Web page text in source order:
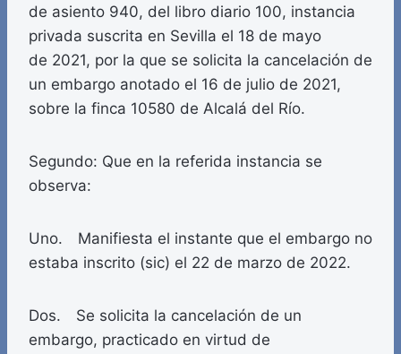
de asiento 940, del libro diario 100, instancia
privada suscrita en Sevilla el 18 de mayo
de 2021, por la que se solicita la cancelación de
un embargo anotado el 16 de julio de 2021,
sobre la finca 10580 de Alcalá del Río.
Segundo: Que en la referida instancia se
observa:
Uno. Manifiesta el instante que el embargo no
estaba inscrito (sic) el 22 de marzo de 2022.
Dos. Se solicita la cancelación de un
embargo, practicado en virtud de